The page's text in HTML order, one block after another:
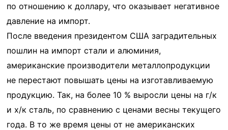
по отношению к доллару, что оказывает негативное
давление на импорт.
После введения президентом США заградительных
пошлин на импорт стали и алюминия,
американские производители металлопродукции
не перестают повышать цены на изготавливаемую
продукцию. Так, на более 10 % выросли цены на г/к
и х/к сталь, по сравнению с ценами весны текущего
года. В то же время цены от не американских